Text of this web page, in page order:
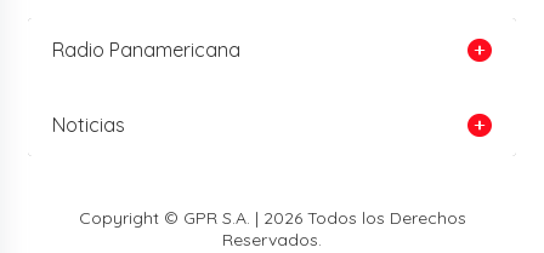
Radio Panamericana
Noticias
Copyright © GPR S.A. | 2026 Todos los Derechos
Reservados.